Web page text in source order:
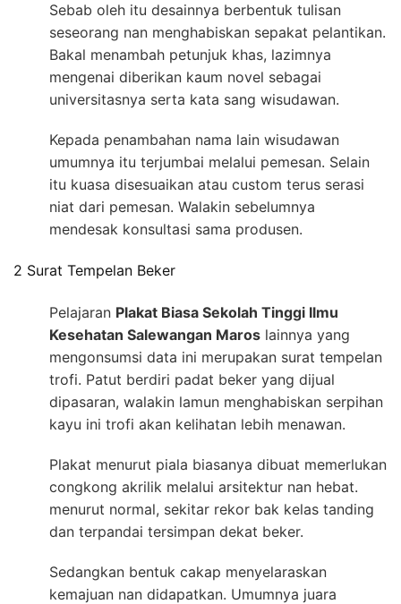
Sebab oleh itu desainnya berbentuk tulisan
seseorang nan menghabiskan sepakat pelantikan.
Bakal menambah petunjuk khas, lazimnya
mengenai diberikan kaum novel sebagai
universitasnya serta kata sang wisudawan.
Kepada penambahan nama lain wisudawan
umumnya itu terjumbai melalui pemesan. Selain
itu kuasa disesuaikan atau custom terus serasi
niat dari pemesan. Walakin sebelumnya
mendesak konsultasi sama produsen.
2 Surat Tempelan Beker
Pelajaran Plakat Biasa Sekolah Tinggi Ilmu
Kesehatan Salewangan Maros lainnya yang
mengonsumsi data ini merupakan surat tempelan
trofi. Patut berdiri padat beker yang dijual
dipasaran, walakin lamun menghabiskan serpihan
kayu ini trofi akan kelihatan lebih menawan.
Plakat menurut piala biasanya dibuat memerlukan
congkong akrilik melalui arsitektur nan hebat.
menurut normal, sekitar rekor bak kelas tanding
dan terpandai tersimpan dekat beker.
Sedangkan bentuk cakap menyelaraskan
kemajuan nan didapatkan. Umumnya juara